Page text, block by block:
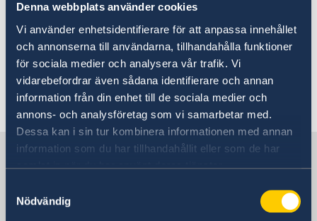
Denna webbplats använder cookies
Vi använder enhetsidentifierare för att anpassa innehållet
och annonserna till användarna, tillhandahålla funktioner
för sociala medier och analysera vår trafik. Vi
vidarebefordrar även sådana identifierare och annan
information från din enhet till de sociala medier och
annons- och analysföretag som vi samarbetar med.
Dessa kan i sin tur kombinera informationen med annan
information som du har tillhandahållit eller som de har
samlat in när du har använt deras tjänster.
Nödvändig
informera om vilka platser, datum och tider
som gäller för röstmottagning i landet i god tid
före valet. På regeringens webbplats hittar du
mer information om vem som kan rösta, hur du
kan rösta och anmälan till röstlängden:
Regeringen.se - Rösta i utlandet
Sverige i Andorra
Sveriges ambassad